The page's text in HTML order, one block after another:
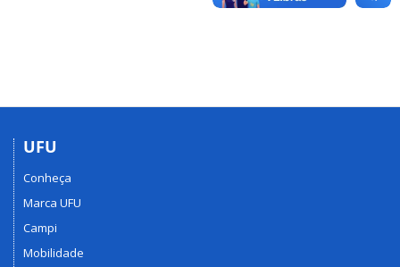
UFU
Conheça
Marca UFU
Campi
Mobilidade